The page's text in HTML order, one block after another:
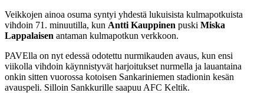
Veikkojen ainoa osuma syntyi yhdestä lukuisista kulmapotkuista
vihdoin 71. minuutilla, kun Antti Kauppinen puski Miska
Lappalaisen antaman kulmapotkun verkkoon.
PAVElla on nyt edessä odotettu nurmikauden avaus, kun ensi
viikolla vihdoin käynnistyvät harjoitukset nurmella ja lauantaina
onkin sitten vuorossa kotoisen Sankariniemen stadionin kesän
avauspeli. Silloin Sankkurille saapuu AFC Keltik.